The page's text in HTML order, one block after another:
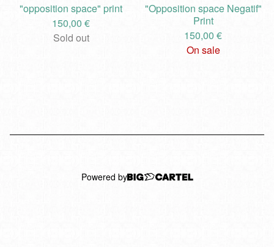
"opposition space" print
150,00 €
Sold out
"Opposition space Negatif"
Print
150,00 €
On sale
Powered by